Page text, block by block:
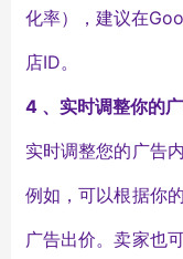
化率），建议在
店ID。
4 、实时调整你的广
实时调整您的广告
例如，可以根据你
广告出价。卖家也